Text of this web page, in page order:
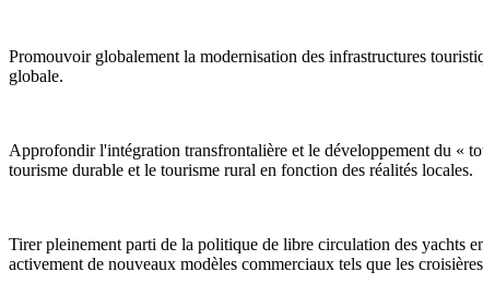
Promouvoir globalement la modernisation des infrastructures
globale.
Approfondir l'intégration transfrontalière et le développement du «
tourisme durable et le tourisme rural en fonction des réalités locales.
Tirer pleinement parti de la politique de libre circulation des yachts
activement de nouveaux modèles commerciaux tels que les